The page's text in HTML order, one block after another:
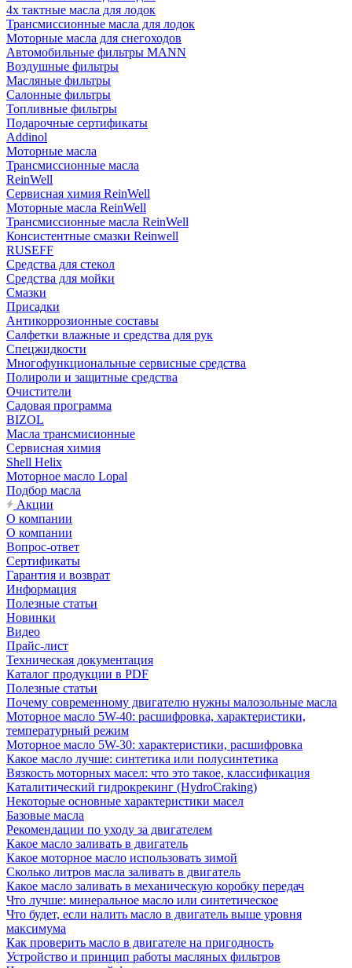
4х тактные масла для лодок
Трансмиссионные масла для лодок
Моторные масла для снегоходов
Автомобильные фильтры MANN
Воздушные фильтры
Масляные фильтры
Салонные фильтры
Топливные фильтры
Подарочные сертификаты
Addinol
Моторные масла
Трансмиссионные масла
ReinWell
Сервисная химия ReinWell
Моторные масла ReinWell
Трансмиссионные масла ReinWell
Консистентные смазки Reinwell
RUSEFF
Средства для стекол
Средства для мойки
Смазки
Присадки
Антикоррозионные составы
Салфетки влажные и средства для рук
Спецжидкости
Многофункциональные сервисные средства
Полироли и защитные средства
Очистители
Садовая программа
BIZOL
Масла трансмисионные
Сервисная химия
Shell Helix
Моторное масло Lopal
Подбор масла
Акции
О компании
О компании
Вопрос-ответ
Сертификаты
Гарантия и возврат
Информация
Полезные статьи
Новинки
Видео
Прайс-лист
Техническая документация
Каталог продукции в PDF
Полезные статьи
Почему современному двигателю нужны малозольные масла
Моторное масло 5W-40: расшифровка, характеристики,
температурный режим
Моторное масло 5W-30: характеристики, расшифровка
Какое масло лучше: синтетика или полусинтетика
Вязкость моторных масел: что это такое, классификация
Каталитический гидрокрекинг (НydroСraking)
Некоторые основные характеристики масел
Базовые масла
Рекомендации по уходу за двигателем
Какое масло заливать в двигатель
Какое моторное масло использовать зимой
Сколько литров масла заливать в двигатель
Какое масло заливать в механическую коробку передач
Что лучше: минеральное масло или синтетическое
Что будет, если налить масло в двигатель выше уровня
максимума
Как проверить масло в двигателе на пригодность
Устройство и принцип работы масляных фильтров